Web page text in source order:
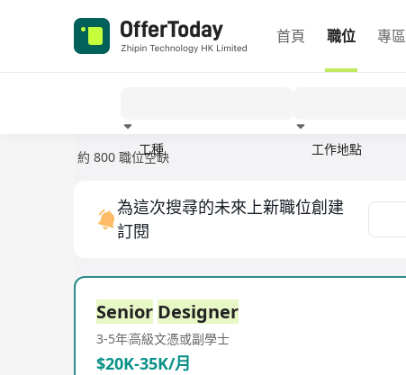
首頁 職位 專區
工種 工作地點
約 800 職位空缺
為這次搜尋的未來上新職位創建
訂閱
Senior Designer
3-5年高級文憑或副學士
$20K-35K/月